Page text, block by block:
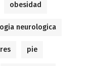
obesidad
neurologica
pie